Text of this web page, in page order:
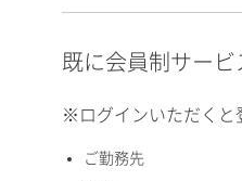
英数）
国 / エリア
既に会員制サー
※ログインいただくと
ご勤務先